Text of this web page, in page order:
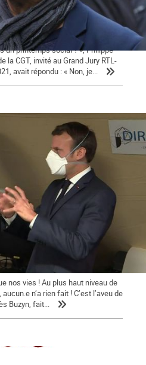
un printemps social ? », Philippe
la CGT, invité au Grand Jury RTL-
avait répondu : « Non, je...
Macron !
nos vies ! Au plus haut niveau de
n’a rien fait ! C’est l’aveu de
Buzyn, fait...